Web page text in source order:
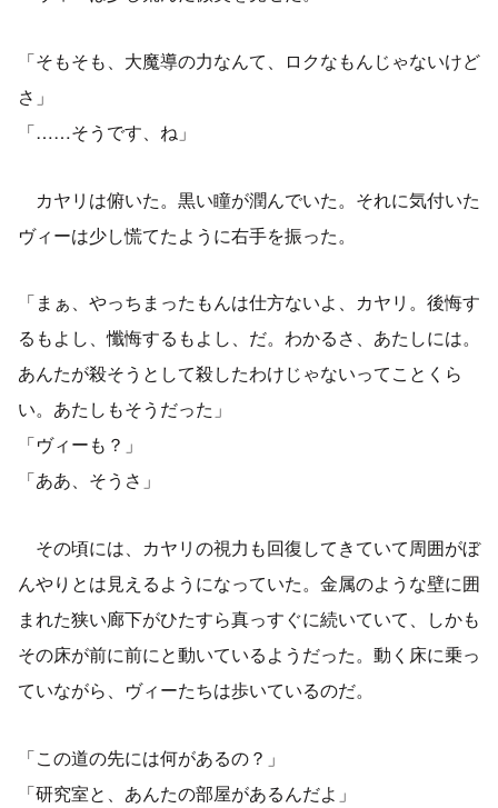
「そもそも、大魔導の力なんて、ロクなもんじゃないけど
さ」
「……そうです、ね」
カヤリは俯いた。黒い瞳が潤んでいた。それに気付いた
ヴィーは少し慌てたように右手を振った。
「まぁ、やっちまったもんは仕方ないよ、カヤリ。後悔す
るもよし、懺悔するもよし、だ。わかるさ、あたしには。
あんたが殺そうとして殺したわけじゃないってことくら
い。あたしもそうだった」
「ヴィーも？」
「ああ、そうさ」
その頃には、カヤリの視力も回復してきていて周囲がぼ
んやりとは見えるようになっていた。金属のような壁に囲
まれた狭い廊下がひたすら真っすぐに続いていて、しかも
その床が前に前にと動いているようだった。動く床に乗っ
ていながら、ヴィーたちは歩いているのだ。
「この道の先には何があるの？」
「研究室と、あんたの部屋があるんだよ」